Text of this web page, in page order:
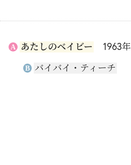
A あたしのベイビー 1963年
B バイバイ・ティーチ